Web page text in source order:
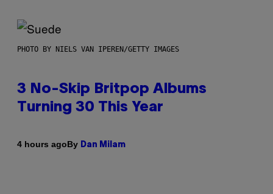
PHOTO BY NIELS VAN IPEREN/GETTY IMAGES
3 No-Skip Britpop Albums
Turning 30 This Year
4 hours agoBy Dan Milam